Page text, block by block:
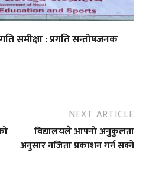
समीक्षा : प्रगति सन्तोषजनक
NEXT ARTICLE
विद्यालयले आफ्नो अनुकुलता
अनुसार नजिता प्रकाशन गर्न सक्ने